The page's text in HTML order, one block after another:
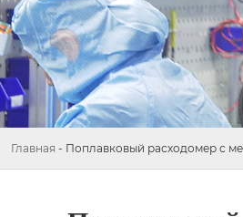
Главная - Поплавковый расходомер с